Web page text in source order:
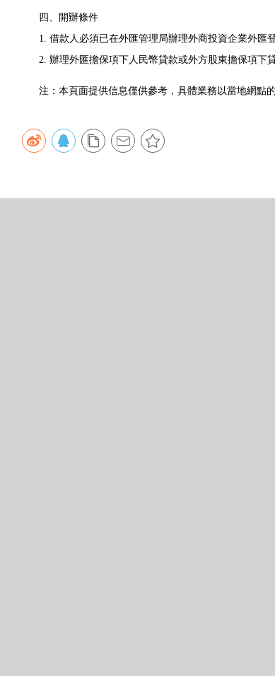
四、開辦條件
1. 借款人必須已在外匯管理局辦理外商投資企業外匯登
2. 辦理外匯擔保項下人民幣貸款或外方股東擔保項下貸
注：本頁面提供信息僅供參考，具體業務以當地網點的